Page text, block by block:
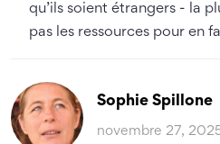
qu’ils soient étrangers - la
pas les ressources pour en
Sophie Spillone
novembre 27,